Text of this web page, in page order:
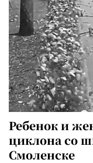
Ребенок и
циклона со
Смоленске